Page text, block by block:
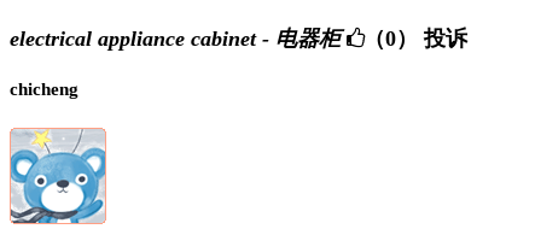
electrical appliance cabinet - 电器柜 （0） 投诉
chicheng